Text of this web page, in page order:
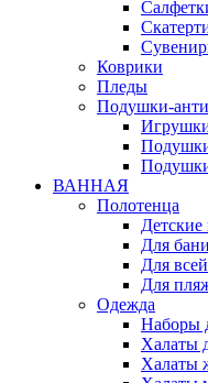
Коврики
Пледы
Подушки-
ВАННАЯ
Полотенца
Детские
Для
Для
Для
Одежда
Наборы
Халаты
Халаты